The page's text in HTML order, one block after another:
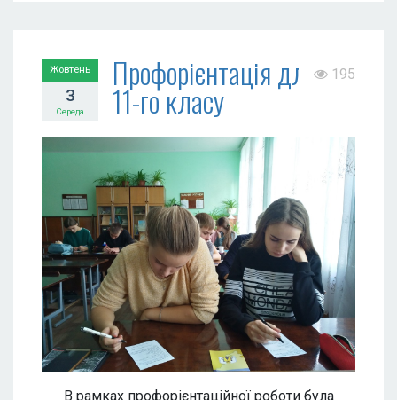
Жовтень
3
Середа
Профорієнтація для
11-го класу
195
В рамках профорієнтаційної роботи була